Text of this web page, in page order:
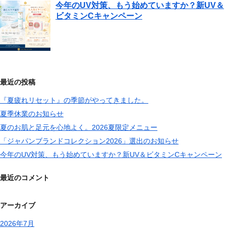
今年のUV対策、もう始めていますか？新UV＆
ビタミンCキャンペーン
最近の投稿
『夏疲れリセット』の季節がやってきました。
夏季休業のお知らせ
夏のお肌と足元を心地よく。2026夏限定メニュー
「ジャパンブランドコレクション2026」選出のお知らせ
今年のUV対策、もう始めていますか？新UV＆ビタミンCキャンペーン
最近のコメント
アーカイブ
2026年7月